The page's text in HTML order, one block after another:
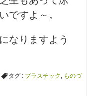
ですよ～。
なりますよう
タグ : プラスチック , ものづ